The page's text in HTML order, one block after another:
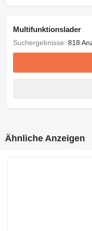
Multifunktionslader
Suchergebnisse: 818
Ähnliche Anzeigen